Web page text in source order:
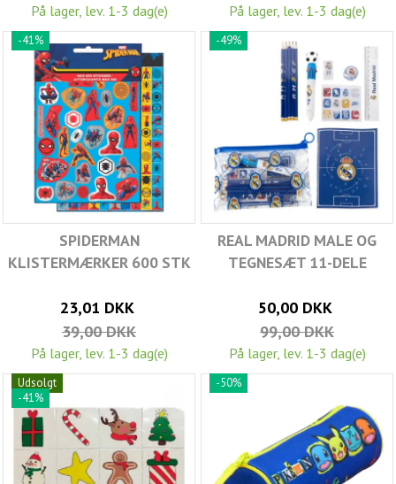
På lager, lev. 1-3 dag(e) På lager, lev. 1-3 dag(e)
-41%
SPIDERMAN
KLISTERMÆRKER 600 STK
23,01 DKK
39,00 DKK
På lager, lev. 1-3 dag(e)
-49%
REAL MADRID MALE OG
TEGNESÆT 11-DELE
50,00 DKK
99,00 DKK
På lager, lev. 1-3 dag(e)
Udsolgt
-41%
-50%